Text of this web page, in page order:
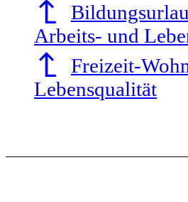
Arbeits- und
Freizeit-
Lebensqualität